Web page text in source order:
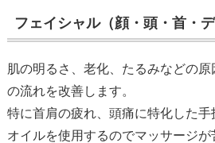
フェイシャル（顔・頭・首・デ
肌の明るさ、老化、たるみなどの
の流れを改善します。
特に首肩の疲れ、頭痛に特化した手
オイルを使用するのでマッサージ